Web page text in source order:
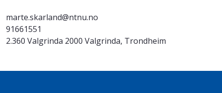
marte.skarland@ntnu.no
91661551
2.360 Valgrinda 2000 Valgrinda, Trondheim